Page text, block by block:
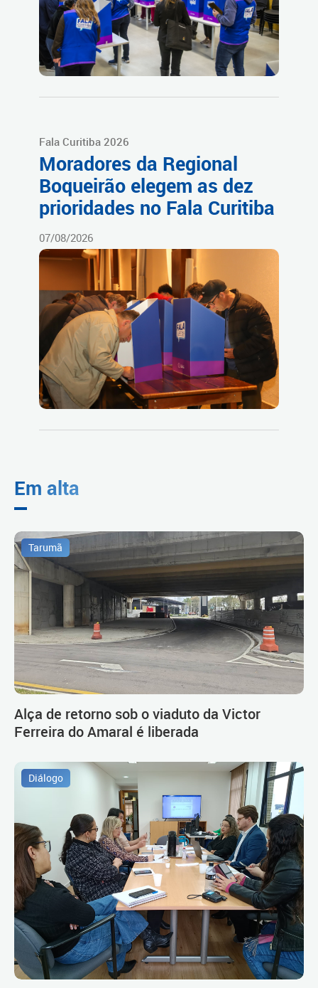
Fala Curitiba 2026
Moradores da Regional
Boqueirão elegem as dez
prioridades no Fala Curitiba
07/08/2026
Em alta
Tarumã
Alça de retorno sob o viaduto da Victor
Ferreira do Amaral é liberada
Diálogo